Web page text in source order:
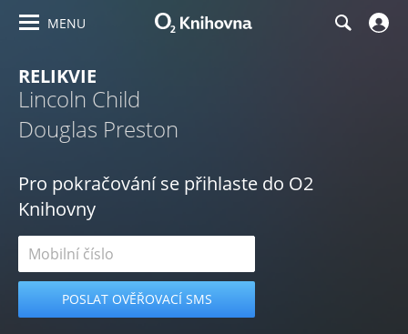
MENU
RELIKVIE
Lincoln Child
Douglas Preston
Pro pokračování se přihlaste do O2
Knihovny